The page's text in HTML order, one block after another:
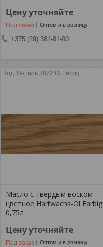
Цену уточняйте
Под заказ Оптом и в розницу
+375 (29) 381-81-00
Янтарь 3072 Öl Farbig
Масло с твердым воском
цветное Hartwachs-Öl Farbig
0,75л
Цену уточняйте
Под заказ Оптом и в розницу